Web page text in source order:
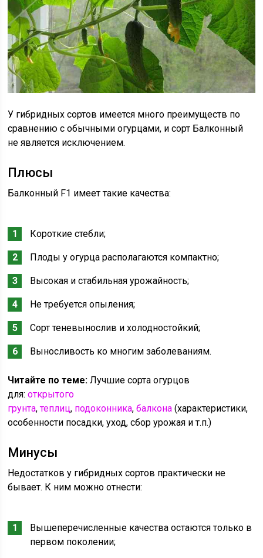
У гибридных сортов имеется много преимуществ по
сравнению с обычными огурцами, и сорт Балконный
не является исключением.
Плюсы
Балконный F1 имеет такие качества:
Короткие стебли;
Плоды у огурца располагаются компактно;
Высокая и стабильная урожайность;
Не требуется опыления;
Сорт теневынослив и холодностойкий;
Выносливость ко многим заболеваниям.
Читайте по теме:Лучшие сорта огурцов
для:открытого
грунта,теплиц, подоконника,балкона (характеристики,
особенности посадки, уход, сбор урожая и т.п.)
Минусы
Недостатков у гибридных сортов практически не
бывает. К ним можно отнести:
Вышеперечисленные качества остаются только в
первом поколении;